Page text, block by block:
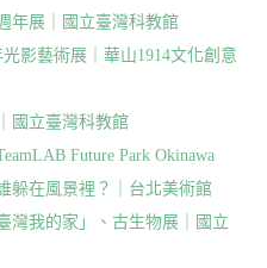
年展｜國立臺灣科教館
影藝術展｜華山1914文化創意
國立臺灣科教館
Future Park Okinawa
躲在風景裡？｜台北美術館
灣我的家」、古生物展｜國立